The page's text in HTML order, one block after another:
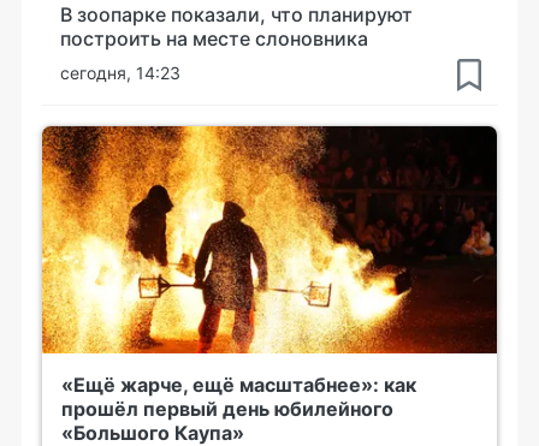
В зоопарке показали, что планируют
построить на месте слоновника
сегодня, 14:23
«Ещё жарче, ещё масштабнее»: как
прошёл первый день юбилейного
«Большого Каупа»